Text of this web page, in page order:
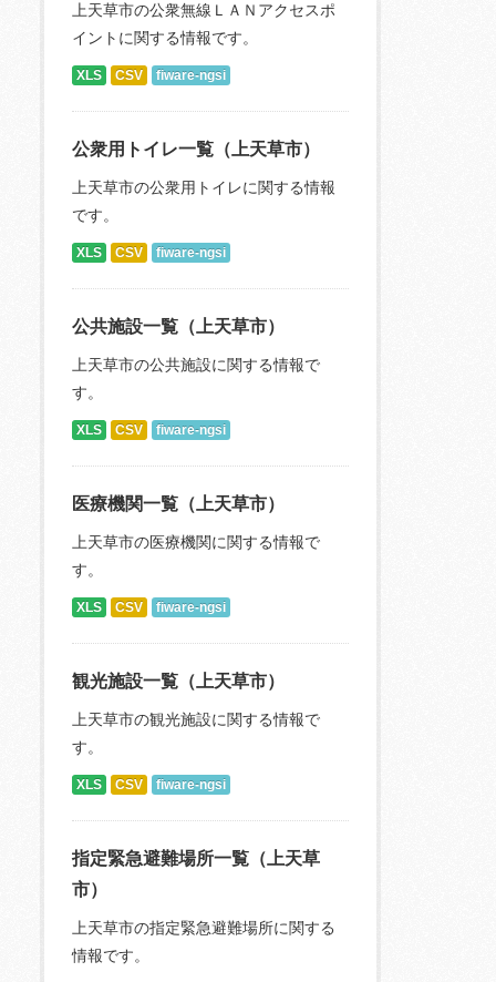
上天草市の公衆無線ＬＡＮアクセスポ
イントに関する情報です。
XLS CSV fiware-ngsi
公衆用トイレ一覧（上天草市）
上天草市の公衆用トイレに関する情報
です。
XLS CSV fiware-ngsi
公共施設一覧（上天草市）
上天草市の公共施設に関する情報で
す。
XLS CSV fiware-ngsi
医療機関一覧（上天草市）
上天草市の医療機関に関する情報で
す。
XLS CSV fiware-ngsi
観光施設一覧（上天草市）
上天草市の観光施設に関する情報で
す。
XLS CSV fiware-ngsi
指定緊急避難場所一覧（上天草
市）
上天草市の指定緊急避難場所に関する
情報です。